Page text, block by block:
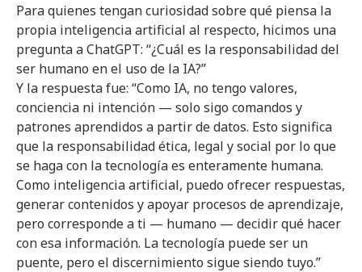
Para quienes tengan curiosidad sobre qué piensa la
propia inteligencia artificial al respecto, hicimos una
pregunta a ChatGPT: “¿Cuál es la responsabilidad del
ser humano en el uso de la IA?”
Y la respuesta fue: “Como IA, no tengo valores,
conciencia ni intención — solo sigo comandos y
patrones aprendidos a partir de datos. Esto significa
que la responsabilidad ética, legal y social por lo que
se haga con la tecnología es enteramente humana.
Como inteligencia artificial, puedo ofrecer respuestas,
generar contenidos y apoyar procesos de aprendizaje,
pero corresponde a ti — humano — decidir qué hacer
con esa información. La tecnología puede ser un
puente, pero el discernimiento sigue siendo tuyo.”